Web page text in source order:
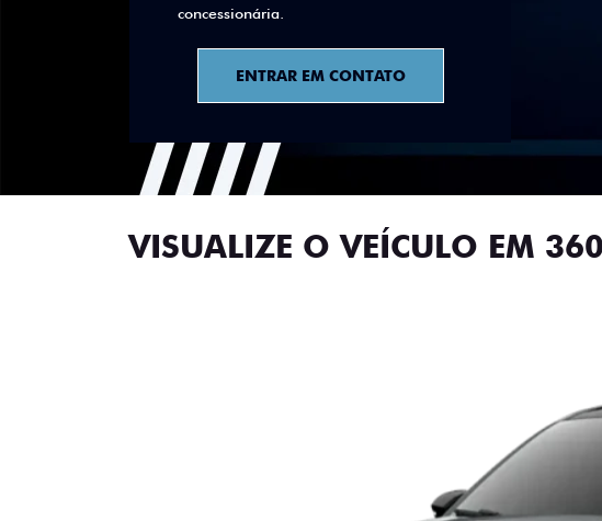
concessionária.
ENTRAR EM CONTATO
VISUALIZE O VEÍCULO EM